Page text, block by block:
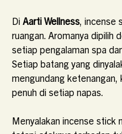
Di Aarti Wellness, incense
ruangan. Aromanya dipilih
setiap pengalaman spa
Setiap batang yang
mengundang ketenangan,
penuh di setiap napas.
Menyalakan incense stick